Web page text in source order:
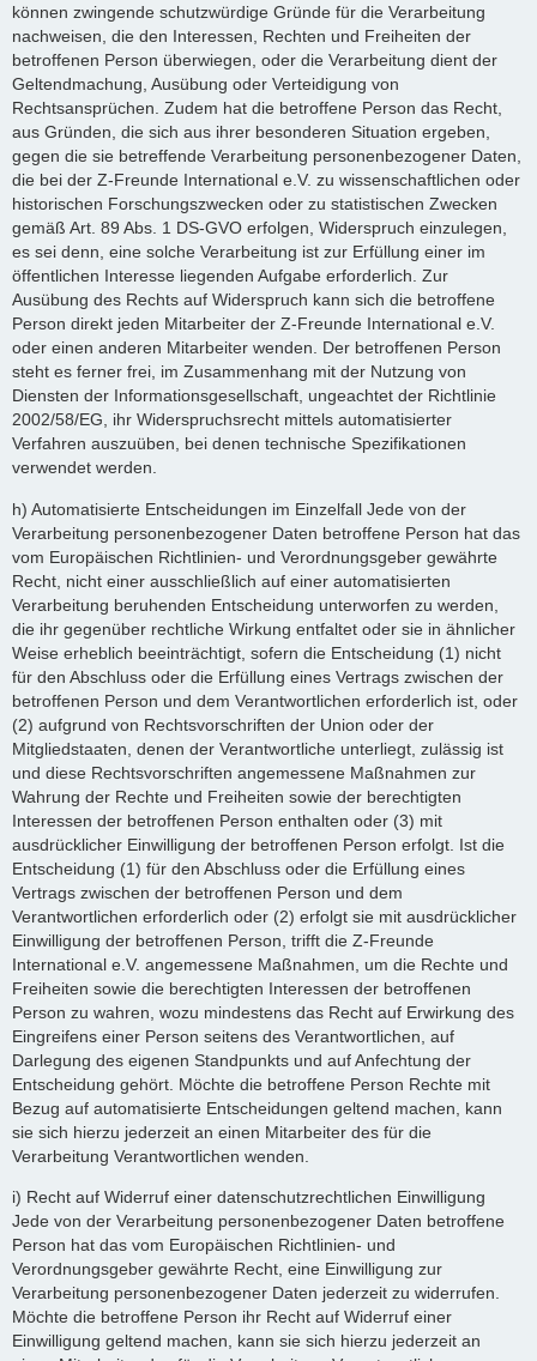
können zwingende schutzwürdige Gründe für die Verarbeitung
nachweisen, die den Interessen, Rechten und Freiheiten der
betroffenen Person überwiegen, oder die Verarbeitung dient der
Geltendmachung, Ausübung oder Verteidigung von
Rechtsansprüchen. Zudem hat die betroffene Person das Recht,
aus Gründen, die sich aus ihrer besonderen Situation ergeben,
gegen die sie betreffende Verarbeitung personenbezogener Daten,
die bei der Z-Freunde International e.V. zu wissenschaftlichen oder
historischen Forschungszwecken oder zu statistischen Zwecken
gemäß Art. 89 Abs. 1 DS-GVO erfolgen, Widerspruch einzulegen,
es sei denn, eine solche Verarbeitung ist zur Erfüllung einer im
öffentlichen Interesse liegenden Aufgabe erforderlich. Zur
Ausübung des Rechts auf Widerspruch kann sich die betroffene
Person direkt jeden Mitarbeiter der Z-Freunde International e.V.
oder einen anderen Mitarbeiter wenden. Der betroffenen Person
steht es ferner frei, im Zusammenhang mit der Nutzung von
Diensten der Informationsgesellschaft, ungeachtet der Richtlinie
2002/58/EG, ihr Widerspruchsrecht mittels automatisierter
Verfahren auszuüben, bei denen technische Spezifikationen
verwendet werden.
h) Automatisierte Entscheidungen im Einzelfall Jede von der
Verarbeitung personenbezogener Daten betroffene Person hat das
vom Europäischen Richtlinien- und Verordnungsgeber gewährte
Recht, nicht einer ausschließlich auf einer automatisierten
Verarbeitung beruhenden Entscheidung unterworfen zu werden,
die ihr gegenüber rechtliche Wirkung entfaltet oder sie in ähnlicher
Weise erheblich beeinträchtigt, sofern die Entscheidung (1) nicht
für den Abschluss oder die Erfüllung eines Vertrags zwischen der
betroffenen Person und dem Verantwortlichen erforderlich ist, oder
(2) aufgrund von Rechtsvorschriften der Union oder der
Mitgliedstaaten, denen der Verantwortliche unterliegt, zulässig ist
und diese Rechtsvorschriften angemessene Maßnahmen zur
Wahrung der Rechte und Freiheiten sowie der berechtigten
Interessen der betroffenen Person enthalten oder (3) mit
ausdrücklicher Einwilligung der betroffenen Person erfolgt. Ist die
Entscheidung (1) für den Abschluss oder die Erfüllung eines
Vertrags zwischen der betroffenen Person und dem
Verantwortlichen erforderlich oder (2) erfolgt sie mit ausdrücklicher
Einwilligung der betroffenen Person, trifft die Z-Freunde
International e.V. angemessene Maßnahmen, um die Rechte und
Freiheiten sowie die berechtigten Interessen der betroffenen
Person zu wahren, wozu mindestens das Recht auf Erwirkung des
Eingreifens einer Person seitens des Verantwortlichen, auf
Darlegung des eigenen Standpunkts und auf Anfechtung der
Entscheidung gehört. Möchte die betroffene Person Rechte mit
Bezug auf automatisierte Entscheidungen geltend machen, kann
sie sich hierzu jederzeit an einen Mitarbeiter des für die
Verarbeitung Verantwortlichen wenden.
i) Recht auf Widerruf einer datenschutzrechtlichen Einwilligung
Jede von der Verarbeitung personenbezogener Daten betroffene
Person hat das vom Europäischen Richtlinien- und
Verordnungsgeber gewährte Recht, eine Einwilligung zur
Verarbeitung personenbezogener Daten jederzeit zu widerrufen.
Möchte die betroffene Person ihr Recht auf Widerruf einer
Einwilligung geltend machen, kann sie sich hierzu jederzeit an